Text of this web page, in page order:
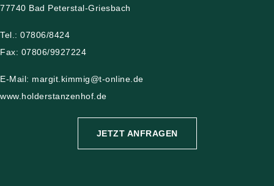
77740 Bad Peterstal-Griesbach
Tel.: 07806/8424
Fax: 07806/9927224
E-Mail: margit.kimmig@t-online.de
www.holderstanzenhof.de
JETZT ANFRAGEN